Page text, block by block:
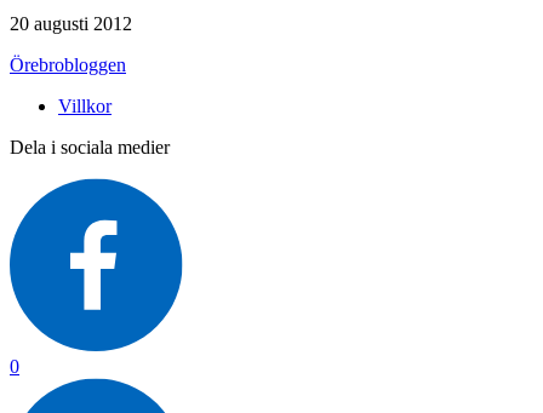
20 augusti 2012
Örebrobloggen
Villkor
Dela i sociala medier
0